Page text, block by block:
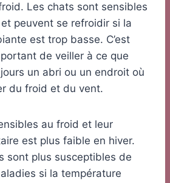
Les chats sont sensibles
peuvent se refroidir si la
est trop basse. C’est
de veiller à ce que
un abri ou un endroit où
du froid et du vent.
au froid et leur
est plus faible en hiver.
sont plus susceptibles de
si la température